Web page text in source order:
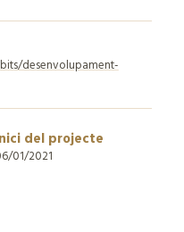
desenvolupament-
del projecte
01/2021